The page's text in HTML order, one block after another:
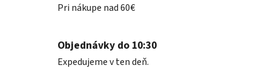
Pri nákupe nad 60€
Objednávky do 10:30
Expedujeme v ten deň.